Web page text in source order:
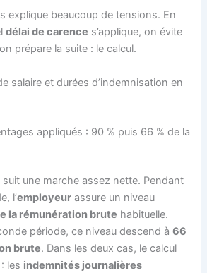
explique beaucoup de tensions. En
délai de carence s’applique, on évite
prépare la suite : le calcul.
salaire et durées d’indemnisation en
appliqués : 90 % puis 66 % de la
suit une marche assez nette. Pendant
l’employeur assure un niveau
la rémunération brute habituelle.
période, ce niveau descend à66
brute. Dans les deux cas, le calcul
les indemnités journalières